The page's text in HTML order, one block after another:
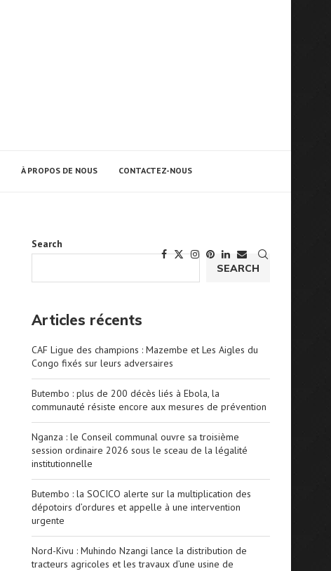
À PROPOS DE NOUS CONTACTEZ-NOUS
Search
SEARCH
Articles récents
CAF Ligue des champions : Mazembe et Les Aigles du
Congo fixés sur leurs adversaires
Butembo : plus de 200 décès liés à Ebola, la
communauté résiste encore aux mesures de prévention
Nganza : le Conseil communal ouvre sa troisième
session ordinaire 2026 sous le sceau de la légalité
institutionnelle
Butembo : la SOCICO alerte sur la multiplication des
dépotoirs d’ordures et appelle à une intervention
urgente
Nord-Kivu : Muhindo Nzangi lance la distribution de
tracteurs agricoles et les travaux d’une usine de